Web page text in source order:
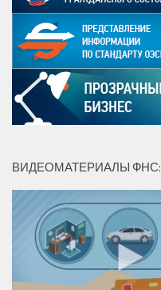
ВИДЕОМАТЕРИАЛЫ ФНС: